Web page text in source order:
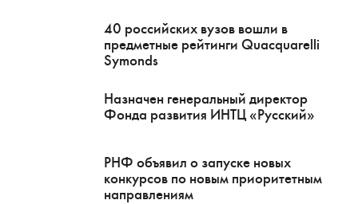
40 российских вузов вошли в
предметные рейтинги Quacquarelli
Symonds
Назначен генеральный директор
Фонда развития ИНТЦ «Русский»
РНФ объявил о запуске новых
конкурсов по новым приоритетным
направлениям